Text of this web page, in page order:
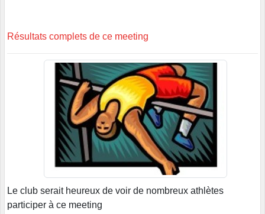
Résultats complets de ce meeting
Le club serait heureux de voir de nombreux athlètes
participer à ce meeting